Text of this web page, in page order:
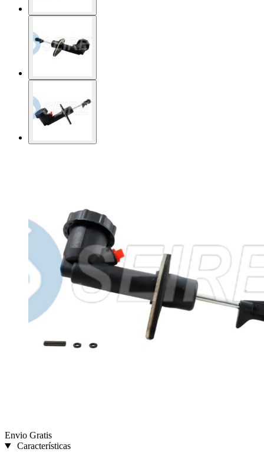
Envio Gratis
Características